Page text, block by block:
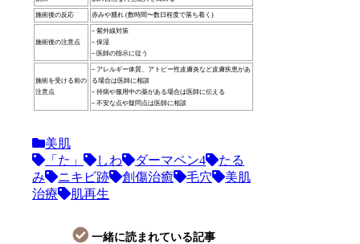
施術後の反応 赤みや腫れ (数時間〜数日程度で落ち着く)
施術後の注意点
– 紫外線対策
– 保湿
– 医師の指示に従う
施術を受ける前の
注意点
– アレルギー体質、アトピー性皮膚炎など皮膚疾患があ
る場合は医師に相談
– 持病や服用中の薬がある場合は医師に伝える
– 不安な点や疑問点は医師に相談
美肌
「た」
しわ ダーマペン4
たる
み
ニキビ跡 創傷治癒 毛穴
美肌
治療
肌再生
一緒に読まれている記事